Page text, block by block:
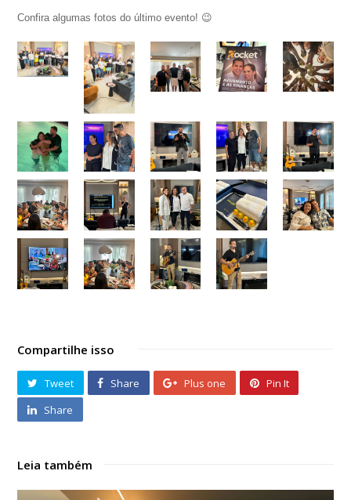
Confira algumas fotos do último evento! 😉
Compartilhe isso
Tweet Share Plus one
Pin It
Share
Leia também